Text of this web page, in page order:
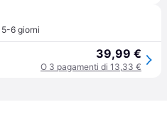
5-6 giorni
39,99 €
O 3 pagamenti di 13,33 €